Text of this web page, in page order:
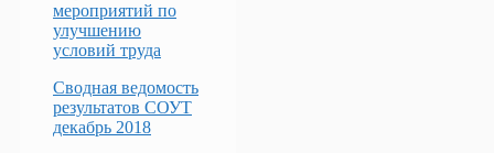
мероприятий по
улучшению
условий труда
Сводная ведомость
результатов СОУТ
декабрь 2018